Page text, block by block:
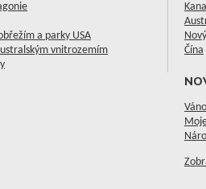
a parky USA
vnitrozemím
Čína